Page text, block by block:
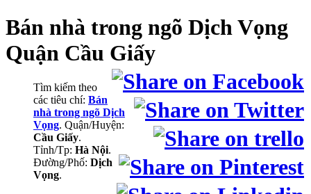
Bán nhà trong ngõ Dịch Vọng
Quận Cầu Giấy
Tìm kiếm theo
các tiêu chí: Bán
nhà trong ngõ Dịch
Vọng. Quận/Huyện:
Cầu Giấy.
Tỉnh/Tp: Hà Nội.
Đường/Phố: Dịch
Vọng.